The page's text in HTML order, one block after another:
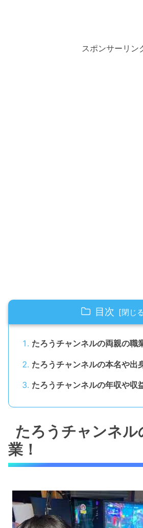
スポンサーリン
目次
たろうチャンネルの両親の職
たろうチャンネルの本名や出
たろうチャンネルの年収や収
たろうチャンネル
業！